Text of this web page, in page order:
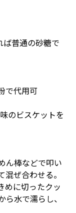
普通の砂糖で
で代用可
のビスケットを
ん棒などで叩い
ぜ合わせる。
めに切ったクッ
水で濡らし、